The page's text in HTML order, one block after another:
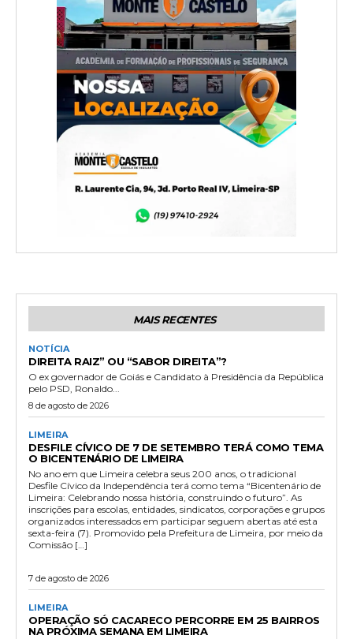
MAIS RECENTES
NOTÍCIA
DIREITA RAIZ” OU “SABOR DIREITA”?
O ex governador de Goiás e Candidato à Presidência da República
pelo PSD, Ronaldo...
8 de agosto de 2026
LIMEIRA
DESFILE CÍVICO DE 7 DE SETEMBRO TERÁ COMO TEMA
O BICENTENÁRIO DE LIMEIRA
No ano em que Limeira celebra seus 200 anos, o tradicional
Desfile Cívico da Independência terá como tema “Bicentenário de
Limeira: Celebrando nossa história, construindo o futuro”. As
inscrições para escolas, entidades, sindicatos, corporações e grupos
organizados interessados em participar seguem abertas até esta
sexta-feira (7). Promovido pela Prefeitura de Limeira, por meio da
Comissão […]
7 de agosto de 2026
LIMEIRA
OPERAÇÃO SÓ CACARECO PERCORRE EM 25 BAIRROS
NA PRÓXIMA SEMANA EM LIMEIRA